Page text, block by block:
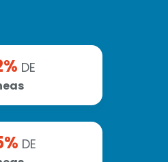
% DE
% DE